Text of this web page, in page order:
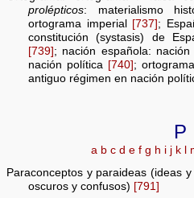
prolépticos: materialismo
ortograma imperial
[737] ;
constitución (systasis) de
[739] ; nación española:
nación política [740] ;
antiguo régimen en nación
P
a b c d e f g h i j k l
Paraconceptos y paraideas (ideas
oscuros y confusos) [791]